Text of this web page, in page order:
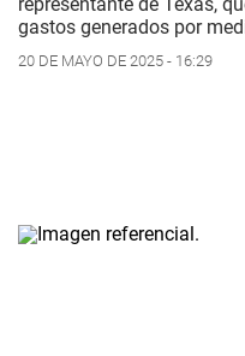
gastos generados por
20 DE MAYO DE 2025 - 16:29